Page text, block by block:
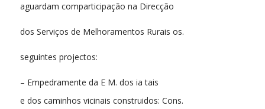
aguardam comparticipação na Direcção
dos Serviços de Melhoramentos Rurais os.
seguintes projectos:
– Empedramente da E M. dos ia tais
e dos caminhos vicinais construidos: Cons.